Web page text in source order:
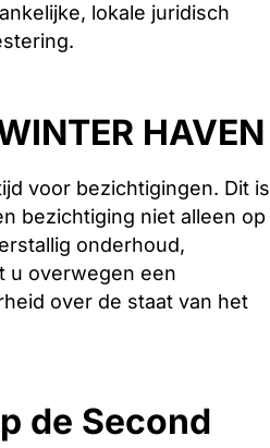
lokale juridisch
HAVEN
voor bezichtigingen. Dit is
bezichtiging niet alleen op
onderhoud,
u overwegen een
over de staat van het
de Second